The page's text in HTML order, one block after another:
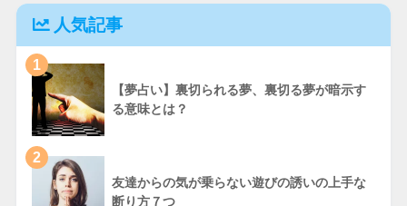
人気記事
1
【夢占い】裏切られる夢、裏切る夢が暗示す
る意味とは？
2
友達からの気が乗らない遊びの誘いの上手な
断り方７つ